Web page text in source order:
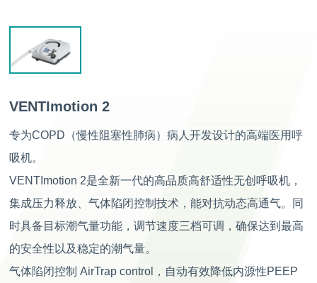
VENTImotion 2
专为COPD（慢性阻塞性肺病）病人开发设计的高端医用呼
吸机。
VENTImotion 2是全新一代的高品质高舒适性无创呼吸机，
集成压力释放、气体陷闭控制技术，能对抗动态高通气。同
时具备目标潮气量功能，调节速度三档可调，确保达到最高
的安全性以及稳定的潮气量。
气体陷闭控制 AirTrap control，自动有效降低内源性PEEP